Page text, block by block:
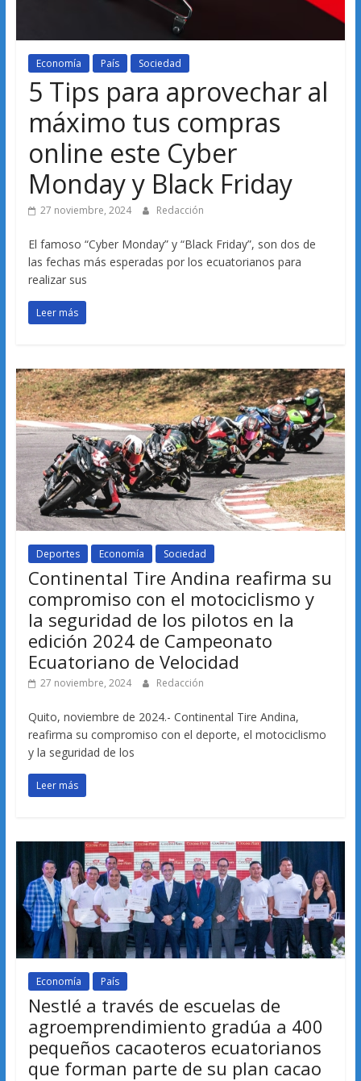
Economía País Sociedad
5 Tips para aprovechar al
máximo tus compras
online este Cyber
Monday y Black Friday
27 noviembre, 2024 Redacción
El famoso “Cyber Monday” y “Black Friday”, son dos de
las fechas más esperadas por los ecuatorianos para
realizar sus
Leer más
Deportes Economía Sociedad
Continental Tire Andina reafirma su
compromiso con el motociclismo y
la seguridad de los pilotos en la
edición 2024 de Campeonato
Ecuatoriano de Velocidad
27 noviembre, 2024 Redacción
Quito, noviembre de 2024.- Continental Tire Andina,
reafirma su compromiso con el deporte, el motociclismo
y la seguridad de los
Leer más
Economía País
Nestlé a través de escuelas de
agroemprendimiento gradúa a 400
pequeños cacaoteros ecuatorianos
que forman parte de su plan cacao